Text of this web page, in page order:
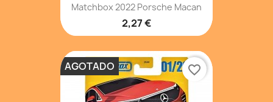
Matchbox 2022 Porsche Macan
2,27 €
AGOTADO favorite_border